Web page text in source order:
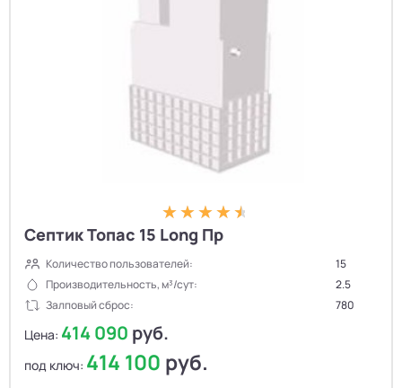
Септик Топас 15 Long Пр
Количество пользователей:
15
Производительность, м³/сут:
2.5
Залповый сброс:
780
Цена: 414 090 руб.
под ключ: 414 100 руб.